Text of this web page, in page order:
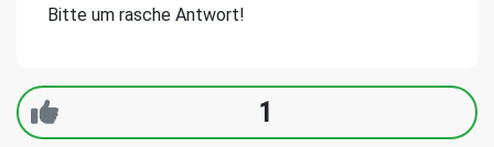
Bitte um rasche Antwort!
1